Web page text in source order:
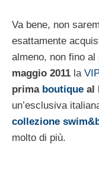
Va bene, non
esattamente
almeno, non fino
maggio 2011 la
prima boutique al
un’esclusiva
collezione
molto di più.